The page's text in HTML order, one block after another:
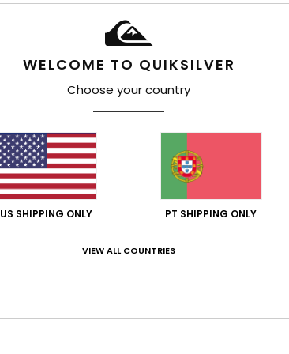
Relação qualidade/preço
Ferdinand
Ainda não foi usado...
Mostrar original - Francês
Michael 14. Junho 2026
Mostrar original - Francês
Materiais e design de primeira qualidade
WELCOME TO QUIKSILVER
Choose your country
US SHIPPING ONLY PT SHIPPING ONLY
VIEW ALL COUNTRIES